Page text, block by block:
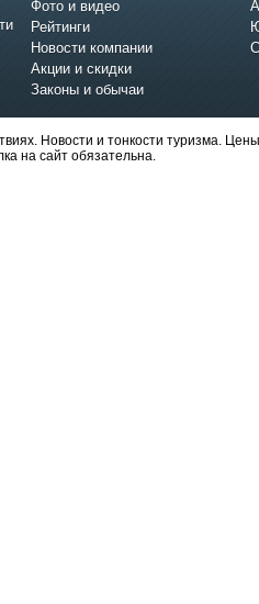
Фото и видео
Рейтинги
Новости компании
Акции и скидки
Законы и обычаи
Новости и тонкости туризма.
на сайт обязательна.